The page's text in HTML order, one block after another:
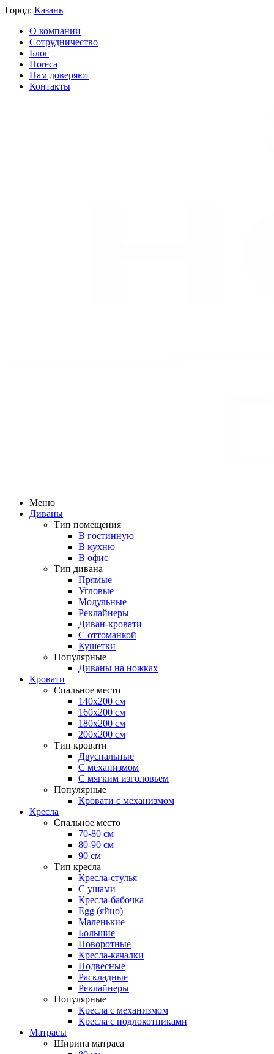
Город: Казань
О компании
Сотрудничество
Блог
Horeca
Нам доверяют
Контакты
Меню
Диваны
Тип помещения
В гостинную
В кухню
В офис
Тип дивана
Прямые
Угловые
Модульные
Реклайнеры
Диван-кровати
С оттоманкой
Кушетки
Популярные
Диваны на ножках
Кровати
Спальное место
140х200 см
160х200 см
180х200 см
200х200 см
Тип кровати
Двуспальные
С механизмом
С мягким изголовьем
Популярные
Кровати с механизмом
Кресла
Спальное место
70-80 см
80-90 см
90 см
Тип кресла
Кресла-стулья
С ушами
Кресла-бабочка
Egg (яйцо)
Маленькие
Большие
Поворотные
Кресла-качалки
Подвесные
Раскладные
Реклайнеры
Популярные
Кресла с механизмом
Кресла с подлокотниками
Матрасы
Ширина матраса